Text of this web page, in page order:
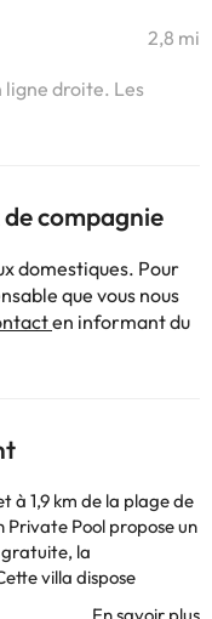
2,8 mi
ligne droite. Les
compagnie
domestiques. Pour
que vous nous
en informant du
à 1,9 km de la plage de
Private Pool propose un
gratuite, la
villa dispose